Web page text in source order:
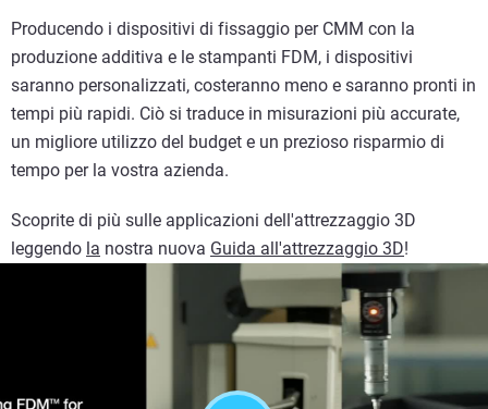
Producendo i dispositivi di fissaggio per CMM con la
produzione additiva e le stampanti FDM, i dispositivi
saranno personalizzati, costeranno meno e saranno pronti in
tempi più rapidi. Ciò si traduce in misurazioni più accurate,
un migliore utilizzo del budget e un prezioso risparmio di
tempo per la vostra azienda.
Scoprite di più sulle applicazioni dell'attrezzaggio 3D
leggendo la nostra nuova Guida all'attrezzaggio 3D!